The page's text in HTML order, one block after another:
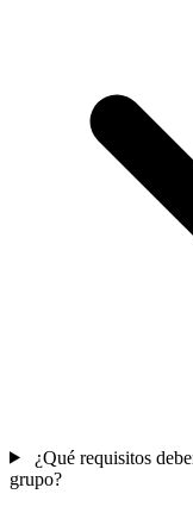
¿Qué requisitos
grupo?